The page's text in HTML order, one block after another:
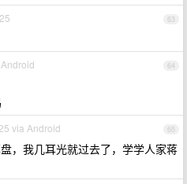
63
64
65
via Android
，我几耳光就过去了，学学人家蒋